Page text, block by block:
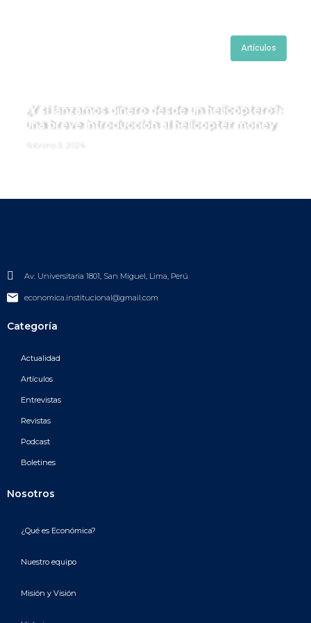
Artículos
¿Y si lanzamos dinero desde un helicóptero?:
una breve introducción al helicopter money
febrero 3, 2024
Av. Universitaria 1801, San Miguel, Lima, Perú
economica.institucional@gmail.com
Categoría
Actualidad
Artículos
Entrevistas
Revistas
Podcast
Boletines
Nosotros
¿Qué es Económica?
Nuestro equipo
Misión y Visión